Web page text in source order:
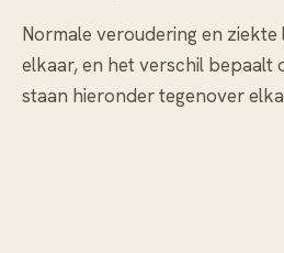
Normale veroudering en
elkaar, en het verschil bepaalt
staan hieronder tegenover